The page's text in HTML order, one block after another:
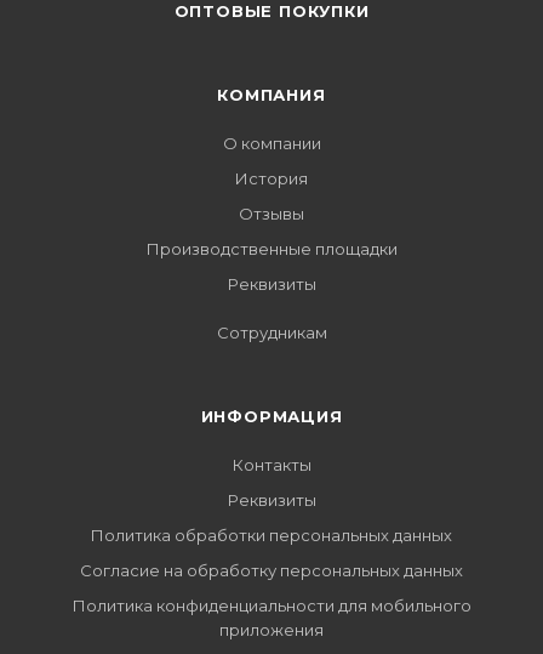
ОПТОВЫЕ ПОКУПКИ
КОМПАНИЯ
О компании
История
Отзывы
Производственные площадки
Реквизиты
Сотрудникам
ИНФОРМАЦИЯ
Контакты
Реквизиты
Политика обработки персональных данных
Согласие на обработку персональных данных
Политика конфиденциальности для мобильного
приложения